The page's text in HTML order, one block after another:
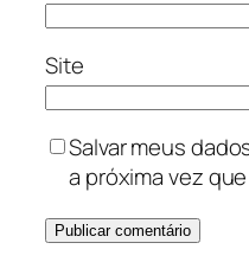
Site
Salvar meus
a próxima vez